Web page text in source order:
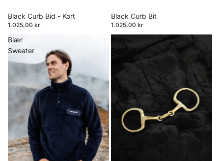
Black Curb Bid - Kort
1.025,00 kr
Black Curb Bit
1.025,00 kr
Blær
Sweater
Brass
Eggbutt